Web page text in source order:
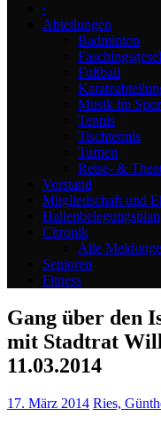
∙
Abteilungen
Badminton
Fußball
Musik im
Tennis
Tischtennis
Turnen
Reise- &
Vorstand
Mitgliedschaft und
Hallenbelegungsplan
Chronik
Alle
Senioren
Fitness
Gang über den
mit Stadtrat
11.03.2014
17. März 2014 Ries,